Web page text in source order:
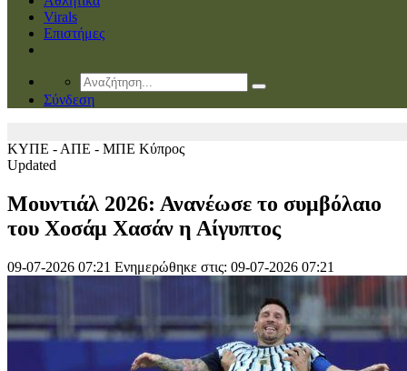
Virals
Επιστήμες
Σύνδεση
ΚΥΠΕ - ΑΠΕ - ΜΠΕ Κύπρος
Updated
Μουντιάλ 2026: Ανανέωσε το συμβόλαιο
του Χοσάμ Χασάν η Αίγυπτος
09-07-2026 07:21 Ενημερώθηκε στις: 09-07-2026 07:21